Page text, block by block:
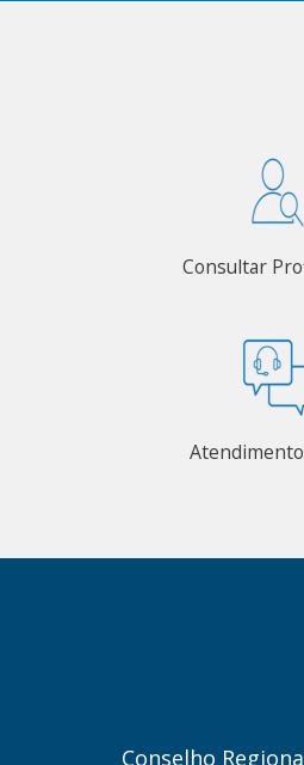
Consultar
Conselho